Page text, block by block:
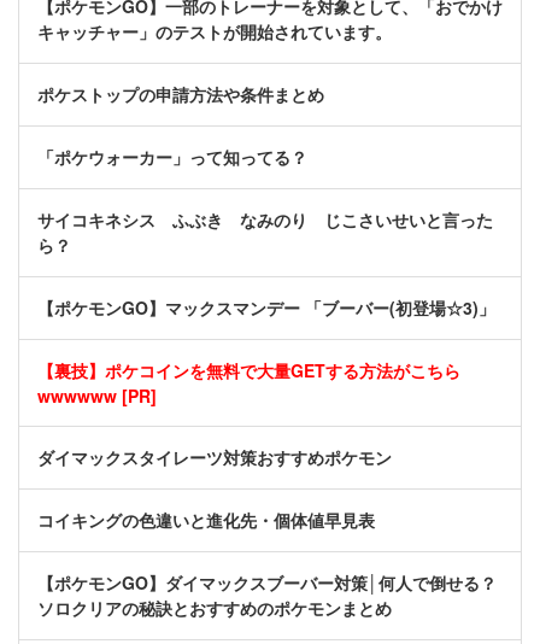
【ポケモンGO】一部のトレーナーを対象として、「おでかけ
キャッチャー」のテストが開始されています。
ポケストップの申請方法や条件まとめ
「ポケウォーカー」って知ってる？
サイコキネシス ふぶき なみのり じこさいせいと言った
ら？
【ポケモンGO】マックスマンデー 「ブーバー(初登場☆3)」
【裏技】ポケコインを無料で大量GETする方法がこちら
wwwwww [PR]
ダイマックスタイレーツ対策おすすめポケモン
コイキングの色違いと進化先・個体値早見表
【ポケモンGO】ダイマックスブーバー対策│何人で倒せる？
ソロクリアの秘訣とおすすめのポケモンまとめ